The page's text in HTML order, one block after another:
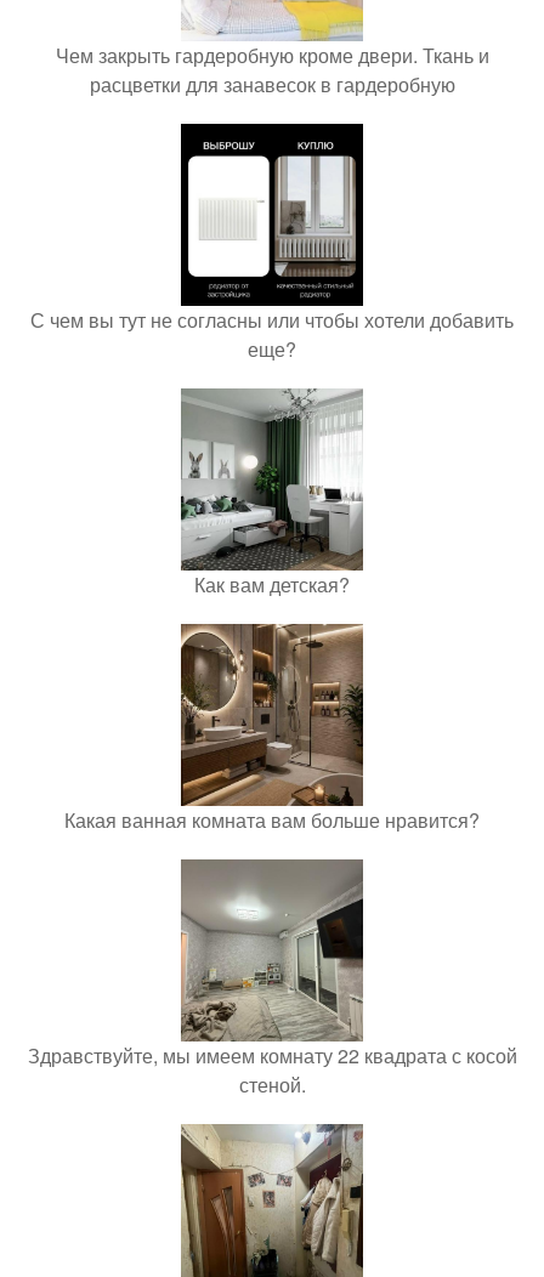
Чем закрыть гардеробную кроме двери. Ткань и
расцветки для занавесок в гардеробную
С чем вы тут не согласны или чтобы хотели добавить
еще?
Как вам детская?
Какая ванная комната вам больше нравится?
Здравствуйте, мы имеем комнату 22 квадрата с косой
стеной.